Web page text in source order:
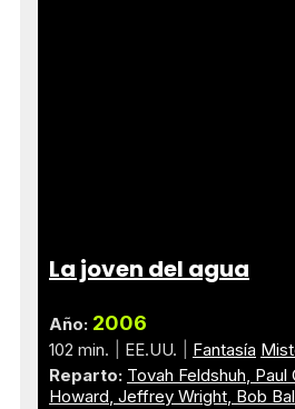
La joven del agua
Año: 2006
102 min. EE.UU. Fantasía
Reparto: Tovah Feldshuh Paul
Howard Jeffrey Wright Bob